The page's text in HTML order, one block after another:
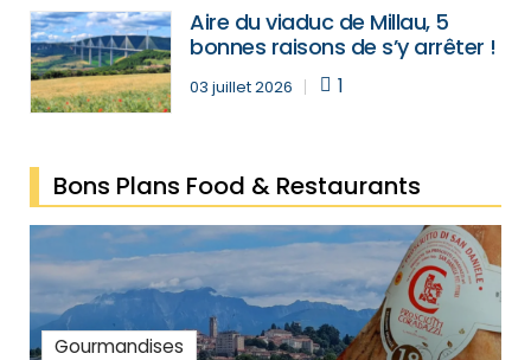
Aire du viaduc de Millau, 5
bonnes raisons de s’y arrêter !
03 juillet 2026 1
Bons Plans Food & Restaurants
Gourmandises